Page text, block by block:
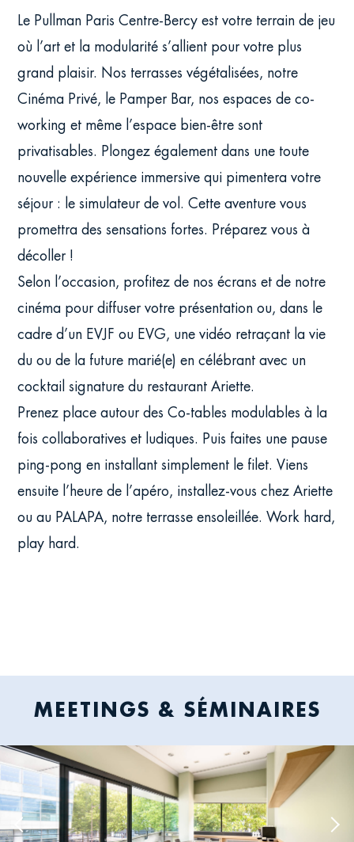
Le Pullman Paris Centre-Bercy est votre terrain de jeu
où l’art et la modularité s’allient pour votre plus
grand plaisir. Nos terrasses végétalisées, notre
Cinéma Privé, le Pamper Bar, nos espaces de co-
working et même l’espace bien-être sont
privatisables. Plongez également dans une toute
nouvelle expérience immersive qui pimentera votre
séjour : le simulateur de vol. Cette aventure vous
promettra des sensations fortes. Préparez vous à
décoller !
Selon l’occasion, profitez de nos écrans et de notre
cinéma pour diffuser votre présentation ou, dans le
cadre d’un EVJF ou EVG, une vidéo retraçant la vie
du ou de la future marié(e) en célébrant avec un
cocktail signature du restaurant Ariette.
Prenez place autour des Co-tables modulables à la
fois collaboratives et ludiques. Puis faites une pause
ping-pong en installant simplement le filet. Viens
ensuite l’heure de l’apéro, installez-vous chez Ariette
ou au PALAPA, notre terrasse ensoleillée. Work hard,
play hard.
MEETINGS & SÉMINAIRES
Previous